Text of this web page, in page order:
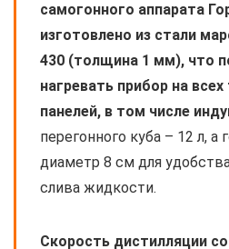
самогонного аппарата
изготовлено из стали
430 (толщина 1 мм), что
нагревать прибор на
панелей, в том числе
перегонного куба – 12 л, а
диаметр 8 см для
слива жидкости.
Скорость дистилляции